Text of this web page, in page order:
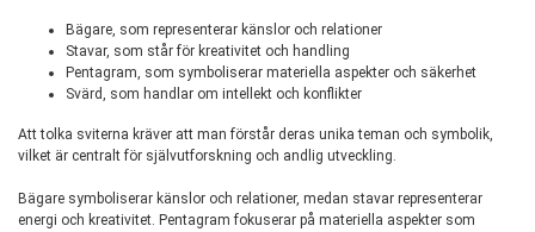
Bägare, som representerar känslor och relationer
Stavar, som står för kreativitet och handling
Pentagram, som symboliserar materiella aspekter och säkerhet
Svärd, som handlar om intellekt och konflikter
Att tolka sviterna kräver att man förstår deras unika teman och symbolik,
vilket är centralt för självutforskning och andlig utveckling.
Bägare symboliserar känslor och relationer, medan stavar representerar
energi och kreativitet. Pentagram fokuserar på materiella aspekter som